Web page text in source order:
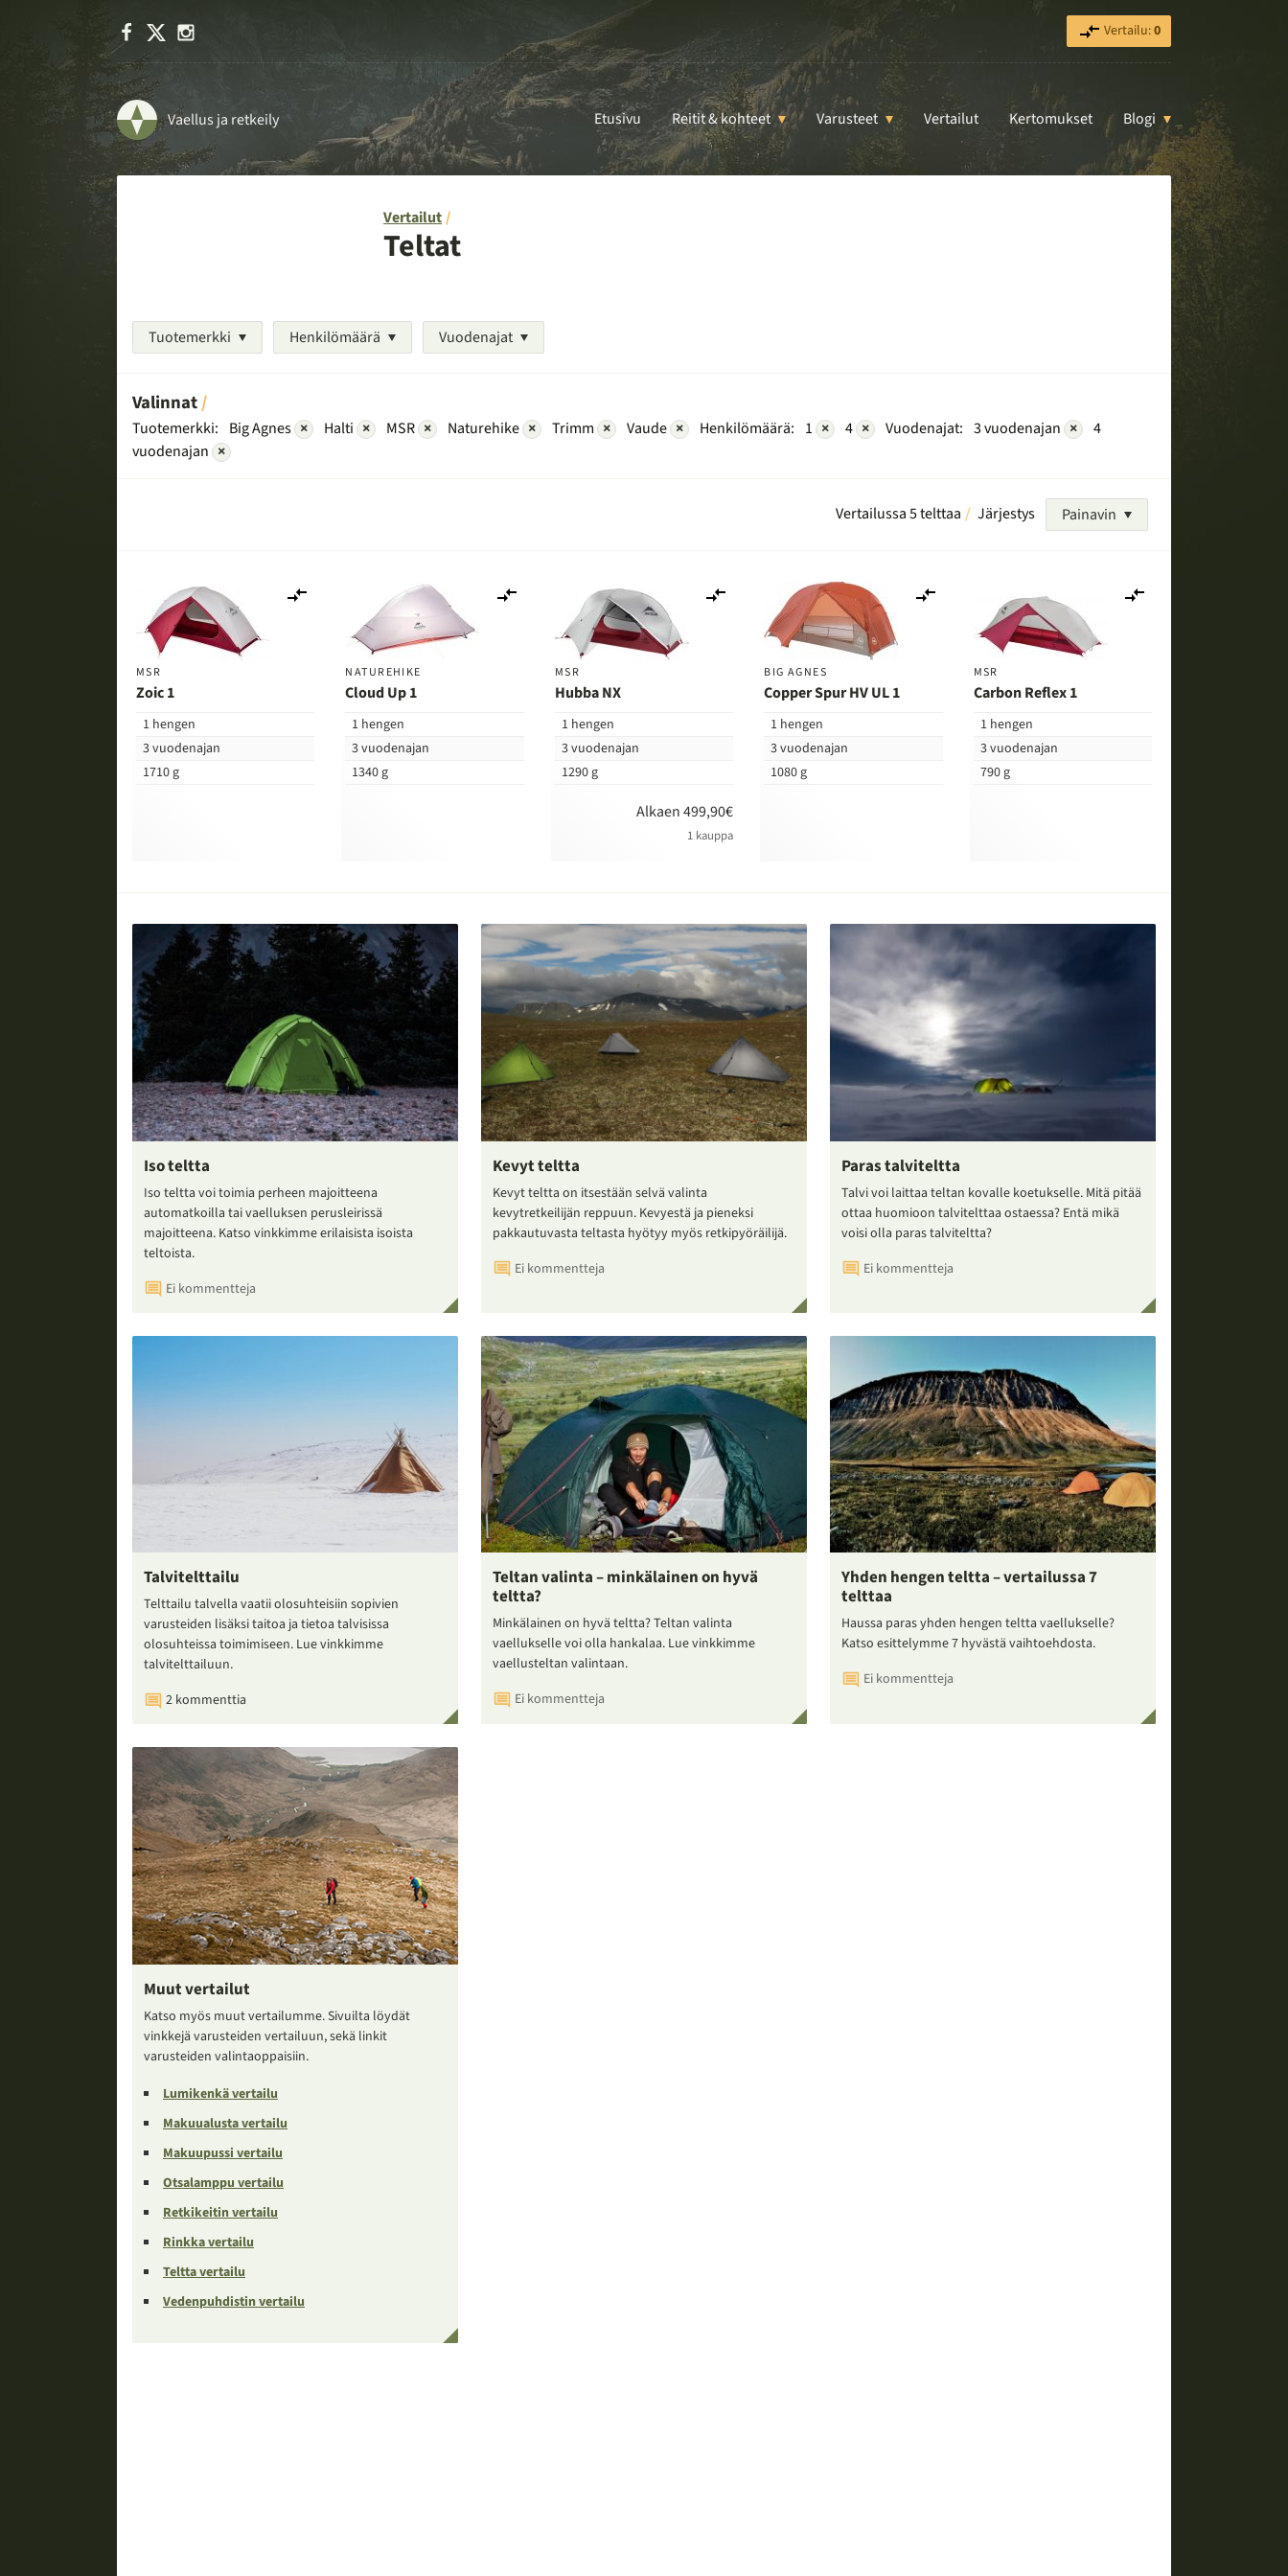
Facebook Vertailu:0
Vaellus ja retkeily Etusivu Reitit & kohteet Varusteet Vertailut Kertomukset Blogi
Vertailut
Teltat
Tuotemerkki Henkilömäärä Vuodenajat
Valinnat
Tuotemerkki: Big Agnes × Halti × MSR × Naturehike × Trimm × Vaude × Henkilömäärä: 1 × 4 × Vuodenajat: 3 vuodenajan ×
4
vuodenajan ×
Vertailussa 5 telttaa Järjestys Painavin
MSR
Zoic 1
1 hengen
3 vuodenajan
1710 g
NATUREHIKE
Cloud Up 1
1 hengen
3 vuodenajan
1340 g
vertailuun
MSR
Hubba NX
1 hengen
3 vuodenajan
1290 g
Alkaen 499,90€
1 kauppa
vertailuun
BIG AGNES
Copper Spur HV UL 1
1 hengen
3 vuodenajan
1080 g
vertailuun
MSR
Carbon Reflex 1
1 hengen
3 vuodenajan
790 g
Iso teltta
Iso teltta voi toimia perheen majoitteena
automatkoilla tai vaelluksen perusleirissä
majoitteena. Katso vinkkimme erilaisista isoista
teltoista.
Ei kommentteja
Kevyt teltta
Kevyt teltta on itsestään selvä valinta
kevytretkeilijän reppuun. Kevyestä ja pieneksi
pakkautuvasta teltasta hyötyy myös retkipyöräilijä.
Ei kommentteja
Paras talviteltta
Talvi voi laittaa teltan kovalle koetukselle. Mitä pitää
ottaa huomioon talvitelttaa ostaessa? Entä mikä
voisi olla paras talviteltta?
Ei kommentteja
Talvitelttailu
Telttailu talvella vaatii olosuhteisiin sopivien
varusteiden lisäksi taitoa ja tietoa talvisissa
olosuhteissa toimimiseen. Lue vinkkimme
talvitelttailuun.
2 kommenttia
Teltan valinta – minkälainen on hyvä
teltta?
Minkälainen on hyvä teltta? Teltan valinta
vaellukselle voi olla hankalaa. Lue vinkkimme
vaellusteltan valintaan.
Ei kommentteja
Yhden hengen teltta – vertailussa 7
telttaa
Haussa paras yhden hengen teltta vaellukselle?
Katso esittelymme 7 hyvästä vaihtoehdosta.
Ei kommentteja
Muut vertailut
Katso myös muut vertailumme. Sivuilta löydät
vinkkejä varusteiden vertailuun, sekä linkit
varusteiden valintaoppaisiin.
Lumikenkä vertailu
Makuualusta vertailu
Makuupussi vertailu
Otsalamppu vertailu
Retkikeitin vertailu
Rinkka vertailu
Teltta vertailu
Vedenpuhdistin vertailu